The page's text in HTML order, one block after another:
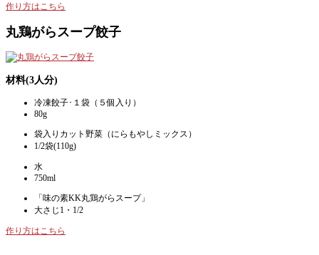
作り方はこちら
丸鶏がらスープ餃子
材料(3人分)
冷凍餃子･１袋（５個入り）
80g
袋入りカット野菜（にらもやしミックス）
1/2袋(110g)
水
750ml
「味の素KK丸鶏がらスープ」
大さじ1・1/2
作り方はこちら